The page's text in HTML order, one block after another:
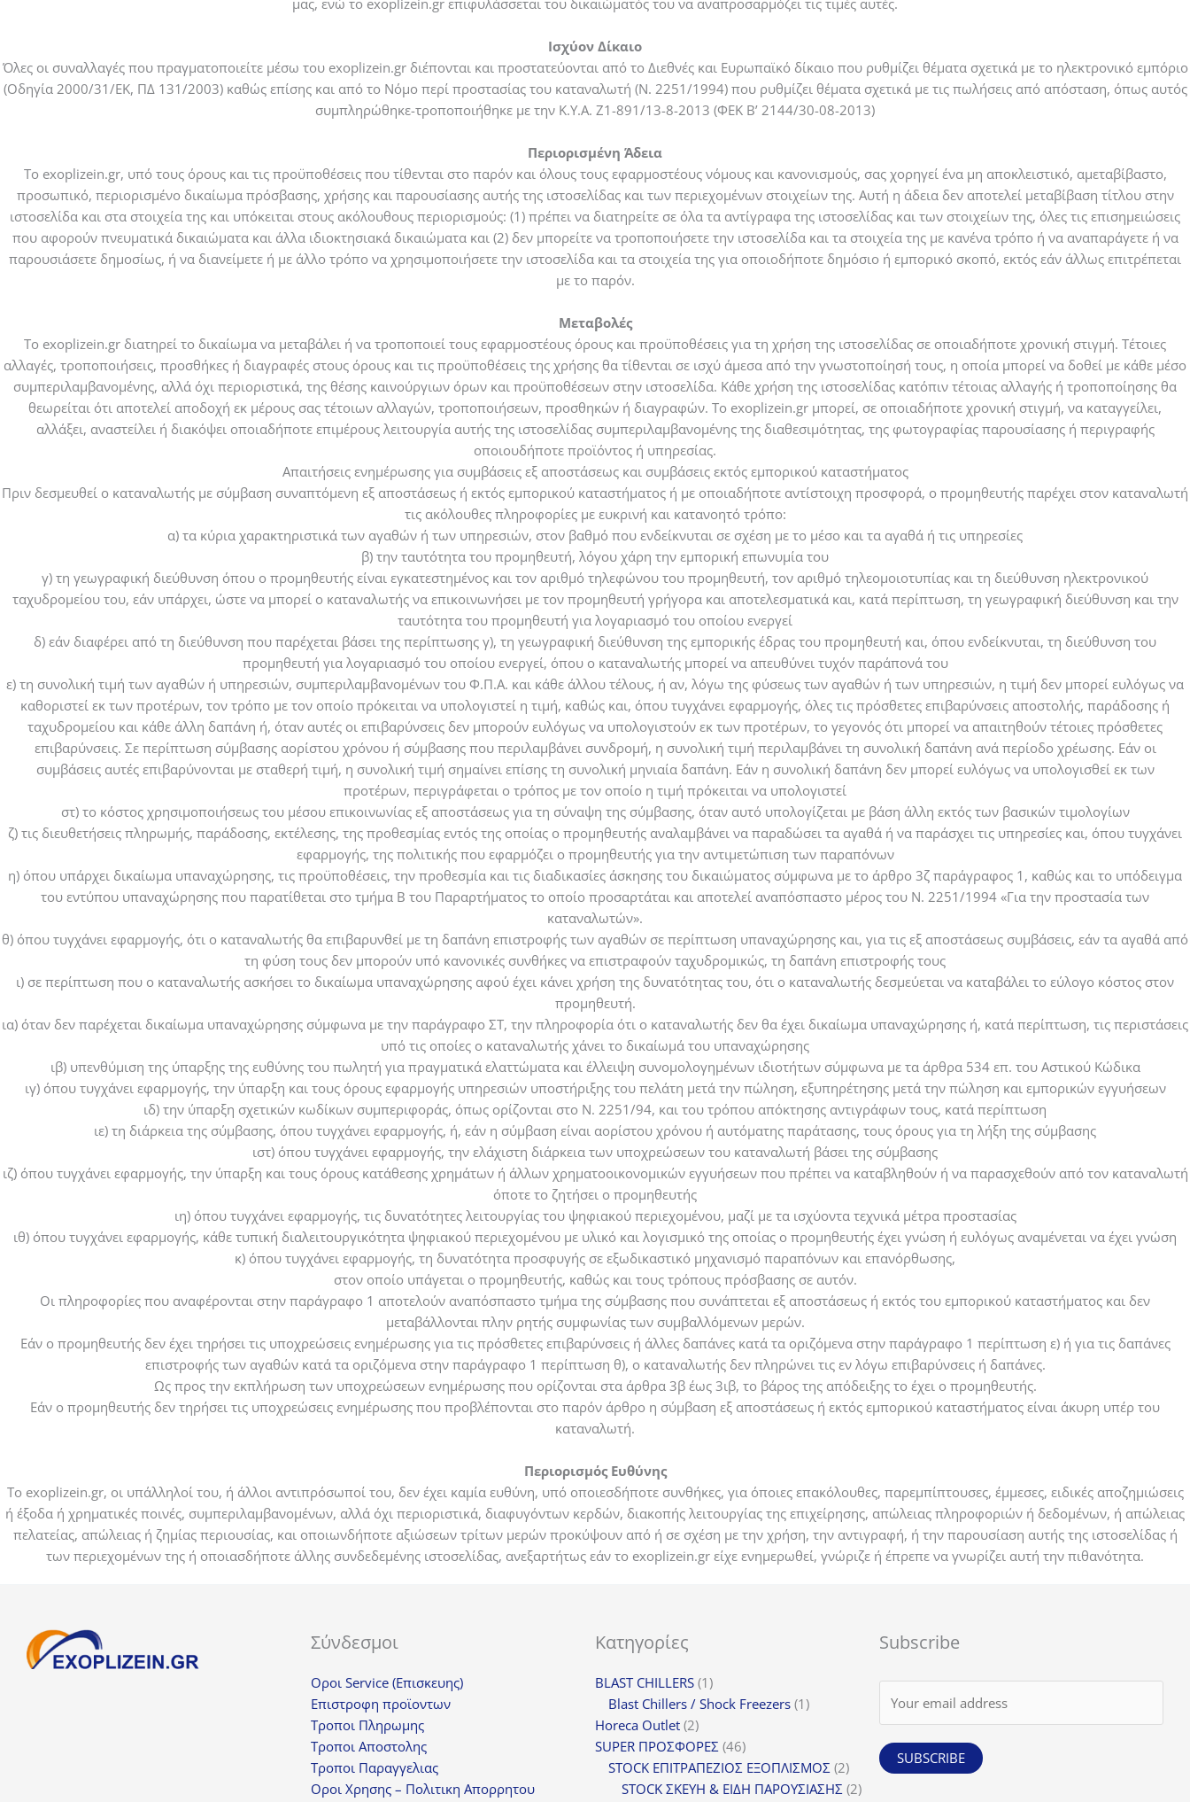
μας, ενώ το exoplizein.gr επιφυλάσσεται του δικαιώματός του να αναπροσαρμόζει τις τιμές αυτές.
Ισχύον Δίκαιο
Όλες οι συναλλαγές που πραγματοποιείτε μέσω του exoplizein.gr διέπονται και προστατεύονται από το Διεθνές και Ευρωπαϊκό δίκαιο που ρυθμίζει θέματα σχετικά με το ηλεκτρονικό εμπόριο
(Οδηγία 2000/31/ΕΚ, ΠΔ 131/2003) καθώς επίσης και από το Νόμο περί προστασίας του καταναλωτή (Ν. 2251/1994) που ρυθμίζει θέματα σχετικά με τις πωλήσεις από απόσταση, όπως αυτός
συμπληρώθηκε-τροποποιήθηκε με την Κ.Υ.Α. Ζ1-891/13-8-2013 (ΦΕΚ Β’ 2144/30-08-2013)
Περιορισμένη Άδεια
Το exoplizein.gr, υπό τους όρους και τις προϋποθέσεις που τίθενται στο παρόν και όλους τους εφαρμοστέους νόμους και κανονισμούς, σας χορηγεί ένα μη αποκλειστικό, αμεταβίβαστο,
προσωπικό, περιορισμένο δικαίωμα πρόσβασης, χρήσης και παρουσίασης αυτής της ιστοσελίδας και των περιεχομένων στοιχείων της. Αυτή η άδεια δεν αποτελεί μεταβίβαση τίτλου στην
ιστοσελίδα και στα στοιχεία της και υπόκειται στους ακόλουθους περιορισμούς: (1) πρέπει να διατηρείτε σε όλα τα αντίγραφα της ιστοσελίδας και των στοιχείων της, όλες τις επισημειώσεις
που αφορούν πνευματικά δικαιώματα και άλλα ιδιοκτησιακά δικαιώματα και (2) δεν μπορείτε να τροποποιήσετε την ιστοσελίδα και τα στοιχεία της με κανένα τρόπο ή να αναπαράγετε ή να
παρουσιάσετε δημοσίως, ή να διανείμετε ή με άλλο τρόπο να χρησιμοποιήσετε την ιστοσελίδα και τα στοιχεία της για οποιοδήποτε δημόσιο ή εμπορικό σκοπό, εκτός εάν άλλως επιτρέπεται
με το παρόν.
Μεταβολές
Το exoplizein.gr διατηρεί το δικαίωμα να μεταβάλει ή να τροποποιεί τους εφαρμοστέους όρους και προϋποθέσεις για τη χρήση της ιστοσελίδας σε οποιαδήποτε χρονική στιγμή. Τέτοιες
αλλαγές, τροποποιήσεις, προσθήκες ή διαγραφές στους όρους και τις προϋποθέσεις της χρήσης θα τίθενται σε ισχύ άμεσα από την γνωστοποίησή τους, η οποία μπορεί να δοθεί με κάθε μέσο
συμπεριλαμβανομένης, αλλά όχι περιοριστικά, της θέσης καινούργιων όρων και προϋποθέσεων στην ιστοσελίδα. Κάθε χρήση της ιστοσελίδας κατόπιν τέτοιας αλλαγής ή τροποποίησης θα
θεωρείται ότι αποτελεί αποδοχή εκ μέρους σας τέτοιων αλλαγών, τροποποιήσεων, προσθηκών ή διαγραφών. Το exoplizein.gr μπορεί, σε οποιαδήποτε χρονική στιγμή, να καταγγείλει,
αλλάξει, αναστείλει ή διακόψει οποιαδήποτε επιμέρους λειτουργία αυτής της ιστοσελίδας συμπεριλαμβανομένης της διαθεσιμότητας, της φωτογραφίας παρουσίασης ή περιγραφής
οποιουδήποτε προϊόντος ή υπηρεσίας.
Απαιτήσεις ενημέρωσης για συμβάσεις εξ αποστάσεως και συμβάσεις εκτός εμπορικού καταστήματος
Πριν δεσμευθεί ο καταναλωτής με σύμβαση συναπτόμενη εξ αποστάσεως ή εκτός εμπορικού καταστήματος ή με οποιαδήποτε αντίστοιχη προσφορά, ο προμηθευτής παρέχει στον καταναλωτή
τις ακόλουθες πληροφορίες με ευκρινή και κατανοητό τρόπο:
α) τα κύρια χαρακτηριστικά των αγαθών ή των υπηρεσιών, στον βαθμό που ενδείκνυται σε σχέση με το μέσο και τα αγαθά ή τις υπηρεσίες
β) την ταυτότητα του προμηθευτή, λόγου χάρη την εμπορική επωνυμία του
γ) τη γεωγραφική διεύθυνση όπου ο προμηθευτής είναι εγκατεστημένος και τον αριθμό τηλεφώνου του προμηθευτή, τον αριθμό τηλεομοιοτυπίας και τη διεύθυνση ηλεκτρονικού
ταχυδρομείου του, εάν υπάρχει, ώστε να μπορεί ο καταναλωτής να επικοινωνήσει με τον προμηθευτή γρήγορα και αποτελεσματικά και, κατά περίπτωση, τη γεωγραφική διεύθυνση και την
ταυτότητα του προμηθευτή για λογαριασμό του οποίου ενεργεί
δ) εάν διαφέρει από τη διεύθυνση που παρέχεται βάσει της περίπτωσης γ), τη γεωγραφική διεύθυνση της εμπορικής έδρας του προμηθευτή και, όπου ενδείκνυται, τη διεύθυνση του
προμηθευτή για λογαριασμό του οποίου ενεργεί, όπου ο καταναλωτής μπορεί να απευθύνει τυχόν παράπονά του
ε) τη συνολική τιμή των αγαθών ή υπηρεσιών, συμπεριλαμβανομένων του Φ.Π.Α. και κάθε άλλου τέλους, ή αν, λόγω της φύσεως των αγαθών ή των υπηρεσιών, η τιμή δεν μπορεί ευλόγως να
καθοριστεί εκ των προτέρων, τον τρόπο με τον οποίο πρόκειται να υπολογιστεί η τιμή, καθώς και, όπου τυγχάνει εφαρμογής, όλες τις πρόσθετες επιβαρύνσεις αποστολής, παράδοσης ή
ταχυδρομείου και κάθε άλλη δαπάνη ή, όταν αυτές οι επιβαρύνσεις δεν μπορούν ευλόγως να υπολογιστούν εκ των προτέρων, το γεγονός ότι μπορεί να απαιτηθούν τέτοιες πρόσθετες
επιβαρύνσεις. Σε περίπτωση σύμβασης αορίστου χρόνου ή σύμβασης που περιλαμβάνει συνδρομή, η συνολική τιμή περιλαμβάνει τη συνολική δαπάνη ανά περίοδο χρέωσης. Εάν οι
συμβάσεις αυτές επιβαρύνονται με σταθερή τιμή, η συνολική τιμή σημαίνει επίσης τη συνολική μηνιαία δαπάνη. Εάν η συνολική δαπάνη δεν μπορεί ευλόγως να υπολογισθεί εκ των
προτέρων, περιγράφεται ο τρόπος με τον οποίο η τιμή πρόκειται να υπολογιστεί
στ) το κόστος χρησιμοποιήσεως του μέσου επικοινωνίας εξ αποστάσεως για τη σύναψη της σύμβασης, όταν αυτό υπολογίζεται με βάση άλλη εκτός των βασικών τιμολογίων
ζ) τις διευθετήσεις πληρωμής, παράδοσης, εκτέλεσης, της προθεσμίας εντός της οποίας ο προμηθευτής αναλαμβάνει να παραδώσει τα αγαθά ή να παράσχει τις υπηρεσίες και, όπου τυγχάνει
εφαρμογής, της πολιτικής που εφαρμόζει ο προμηθευτής για την αντιμετώπιση των παραπόνων
η) όπου υπάρχει δικαίωμα υπαναχώρησης, τις προϋποθέσεις, την προθεσμία και τις διαδικασίες άσκησης του δικαιώματος σύμφωνα με το άρθρο 3ζ παράγραφος 1, καθώς και το υπόδειγμα
του εντύπου υπαναχώρησης που παρατίθεται στο τμήμα Β του Παραρτήματος το οποίο προσαρτάται και αποτελεί αναπόσπαστο μέρος του Ν. 2251/1994 «Για την προστασία των
καταναλωτών».
θ) όπου τυγχάνει εφαρμογής, ότι ο καταναλωτής θα επιβαρυνθεί με τη δαπάνη επιστροφής των αγαθών σε περίπτωση υπαναχώρησης και, για τις εξ αποστάσεως συμβάσεις, εάν τα αγαθά από
τη φύση τους δεν μπορούν υπό κανονικές συνθήκες να επιστραφούν ταχυδρομικώς, τη δαπάνη επιστροφής τους
ι) σε περίπτωση που ο καταναλωτής ασκήσει το δικαίωμα υπαναχώρησης αφού έχει κάνει χρήση της δυνατότητας του, ότι ο καταναλωτής δεσμεύεται να καταβάλει το εύλογο κόστος στον
προμηθευτή.
ια) όταν δεν παρέχεται δικαίωμα υπαναχώρησης σύμφωνα με την παράγραφο ΣΤ, την πληροφορία ότι ο καταναλωτής δεν θα έχει δικαίωμα υπαναχώρησης ή, κατά περίπτωση, τις περιστάσεις
υπό τις οποίες ο καταναλωτής χάνει το δικαίωμά του υπαναχώρησης
ιβ) υπενθύμιση της ύπαρξης της ευθύνης του πωλητή για πραγματικά ελαττώματα και έλλειψη συνομολογημένων ιδιοτήτων σύμφωνα με τα άρθρα 534 επ. του Αστικού Κώδικα
ιγ) όπου τυγχάνει εφαρμογής, την ύπαρξη και τους όρους εφαρμογής υπηρεσιών υποστήριξης του πελάτη μετά την πώληση, εξυπηρέτησης μετά την πώληση και εμπορικών εγγυήσεων
ιδ) την ύπαρξη σχετικών κωδίκων συμπεριφοράς, όπως ορίζονται στο Ν. 2251/94, και του τρόπου απόκτησης αντιγράφων τους, κατά περίπτωση
ιε) τη διάρκεια της σύμβασης, όπου τυγχάνει εφαρμογής, ή, εάν η σύμβαση είναι αορίστου χρόνου ή αυτόματης παράτασης, τους όρους για τη λήξη της σύμβασης
ιστ) όπου τυγχάνει εφαρμογής, την ελάχιστη διάρκεια των υποχρεώσεων του καταναλωτή βάσει της σύμβασης
ιζ) όπου τυγχάνει εφαρμογής, την ύπαρξη και τους όρους κατάθεσης χρημάτων ή άλλων χρηματοοικονομικών εγγυήσεων που πρέπει να καταβληθούν ή να παρασχεθούν από τον καταναλωτή
όποτε το ζητήσει ο προμηθευτής
ιη) όπου τυγχάνει εφαρμογής, τις δυνατότητες λειτουργίας του ψηφιακού περιεχομένου, μαζί με τα ισχύοντα τεχνικά μέτρα προστασίας
ιθ) όπου τυγχάνει εφαρμογής, κάθε τυπική διαλειτουργικότητα ψηφιακού περιεχομένου με υλικό και λογισμικό της οποίας ο προμηθευτής έχει γνώση ή ευλόγως αναμένεται να έχει γνώση
κ) όπου τυγχάνει εφαρμογής, τη δυνατότητα προσφυγής σε εξωδικαστικό μηχανισμό παραπόνων και επανόρθωσης,
στον οποίο υπάγεται ο προμηθευτής, καθώς και τους τρόπους πρόσβασης σε αυτόν.
Οι πληροφορίες που αναφέρονται στην παράγραφο 1 αποτελούν αναπόσπαστο τμήμα της σύμβασης που συνάπτεται εξ αποστάσεως ή εκτός του εμπορικού καταστήματος και δεν
μεταβάλλονται πλην ρητής συμφωνίας των συμβαλλόμενων μερών.
Εάν ο προμηθευτής δεν έχει τηρήσει τις υποχρεώσεις ενημέρωσης για τις πρόσθετες επιβαρύνσεις ή άλλες δαπάνες κατά τα οριζόμενα στην παράγραφο 1 περίπτωση ε) ή για τις δαπάνες
επιστροφής των αγαθών κατά τα οριζόμενα στην παράγραφο 1 περίπτωση θ), ο καταναλωτής δεν πληρώνει τις εν λόγω επιβαρύνσεις ή δαπάνες.
Ως προς την εκπλήρωση των υποχρεώσεων ενημέρωσης που ορίζονται στα άρθρα 3β έως 3ιβ, το βάρος της απόδειξης το έχει ο προμηθευτής.
Εάν ο προμηθευτής δεν τηρήσει τις υποχρεώσεις ενημέρωσης που προβλέπονται στο παρόν άρθρο η σύμβαση εξ αποστάσεως ή εκτός εμπορικού καταστήματος είναι άκυρη υπέρ του
καταναλωτή.
Περιορισμός Ευθύνης
Το exoplizein.gr, οι υπάλληλοί του, ή άλλοι αντιπρόσωποί του, δεν έχει καμία ευθύνη, υπό οποιεσδήποτε συνθήκες, για όποιες επακόλουθες, παρεμπίπτουσες, έμμεσες, ειδικές αποζημιώσεις
ή έξοδα ή χρηματικές ποινές, συμπεριλαμβανομένων, αλλά όχι περιοριστικά, διαφυγόντων κερδών, διακοπής λειτουργίας της επιχείρησης, απώλειας πληροφοριών ή δεδομένων, ή απώλειας
πελατείας, απώλειας ή ζημίας περιουσίας, και οποιωνδήποτε αξιώσεων τρίτων μερών προκύψουν από ή σε σχέση με την χρήση, την αντιγραφή, ή την παρουσίαση αυτής της ιστοσελίδας ή
των περιεχομένων της ή οποιασδήποτε άλλης συνδεδεμένης ιστοσελίδας, ανεξαρτήτως εάν το exoplizein.gr είχε ενημερωθεί, γνώριζε ή έπρεπε να γνωρίζει αυτή την πιθανότητα.
Σύνδεσμοι
Οροι Service (Επισκευης)
Επιστροφη προϊοντων
Τροποι Πληρωμης
Τροποι Αποστολης
Τροποι Παραγγελιας
Οροι Χρησης – Πολιτικη Απορρητου
Κατηγορίες
BLAST CHILLERS 11
προϊόν
Blast Chillers / Shock Freezers 11
Horeca Outlet 22
προϊόντα
SUPER ΠΡΟΣΦΟΡΕΣ 4646
προϊόντα
STOCK ΕΠΙΤΡΑΠΕΖΙΟΣ ΕΞΟΠΛΙΣΜΟΣ 22
προϊόντα
STOCK ΣΚΕΥΗ & ΕΙΔΗ ΠΑΡΟΥΣΙΑΣΗΣ 22
Subscribe
SUBSCRIBE